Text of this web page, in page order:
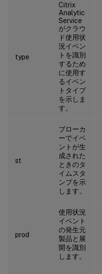
type
Citrix
Analytic
Service
がクラウ
ド使用状
況イベン
トを識別
するため
に使用す
るイベン
トタイプ
を示しま
す。
st
ブローカ
ーでイベ
ントが生
成された
ときのタ
イムスタ
ンプを示
します。
prod
使用状況
イベント
の発生元
製品と展
開を識別
します。